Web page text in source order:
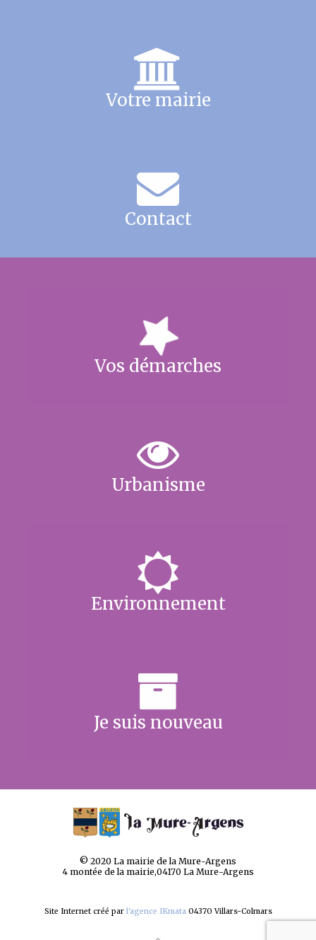
Votre mairie
Contact
Vos démarches
Urbanisme
Environnement
Je suis nouveau
© 2020 La mairie de la Mure-Argens
4 montée de la mairie,04170 La Mure-Argens
Site Internet créé par l'agence IKmata04370 Villars-Colmars